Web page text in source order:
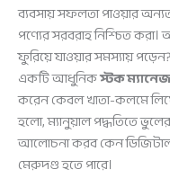
ব্যবসায় সফলতা পাওয়ার
পণ্যের সরবরাহ নিশ্চিত
ফুরিয়ে যাওয়ার সমস্যায়
একটি আধুনিকস্টক
করেন কেবল খাতা-কলমে
হলো, ম্যানুয়াল পদ্ধতিতে
আলোচনা করব কেন
মেরুদণ্ড হতে পারে।